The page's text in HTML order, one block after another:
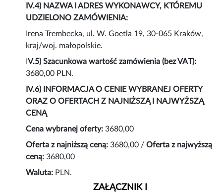
IV.4) NAZWA I ADRES WYKONAWCY, KTÓREMU
UDZIELONO ZAMÓWIENIA:
Irena Trembecka, ul. W. Goetla 19, 30-065 Kraków,
kraj/woj. małopolskie.
IV.5) Szacunkowa wartość zamówienia (bez VAT):
3680,00 PLN.
IV.6) INFORMACJA O CENIE WYBRANEJ OFERTY
ORAZ O OFERTACH Z NAJNIŻSZĄ I NAJWYŻSZĄ
CENĄ
Cena wybranej oferty:3680,00
Oferta z najniższą ceną: 3680,00 / Oferta z najwyższą
ceną: 3680,00
Waluta: PLN.
ZAŁĄCZNIK I